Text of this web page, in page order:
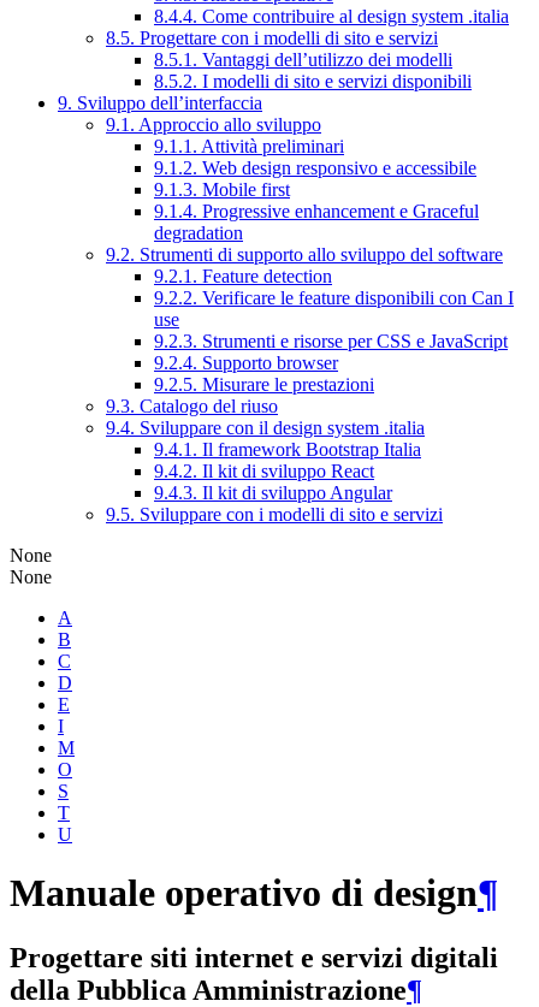
8.4.4. Come contribuire al design system .italia
8.5. Progettare con i modelli di sito e servizi
8.5.1. Vantaggi dell’utilizzo dei modelli
8.5.2. I modelli di sito e servizi disponibili
9. Sviluppo dell’interfaccia
9.1. Approccio allo sviluppo
9.1.1. Attività preliminari
9.1.2. Web design responsivo e accessibile
9.1.3. Mobile first
9.1.4. Progressive enhancement e Graceful
degradation
9.2. Strumenti di supporto allo sviluppo del software
9.2.1. Feature detection
9.2.2. Verificare le feature disponibili con Can I
use
9.2.3. Strumenti e risorse per CSS e JavaScript
9.2.4. Supporto browser
9.2.5. Misurare le prestazioni
9.3. Catalogo del riuso
9.4. Sviluppare con il design system .italia
9.4.1. Il framework Bootstrap Italia
9.4.2. Il kit di sviluppo React
9.4.3. Il kit di sviluppo Angular
9.5. Sviluppare con i modelli di sito e servizi
None
None
A
B
C
D
E
I
M
O
S
T
U
Manuale operativo di design¶
Progettare siti internet e servizi digitali
della Pubblica Amministrazione¶